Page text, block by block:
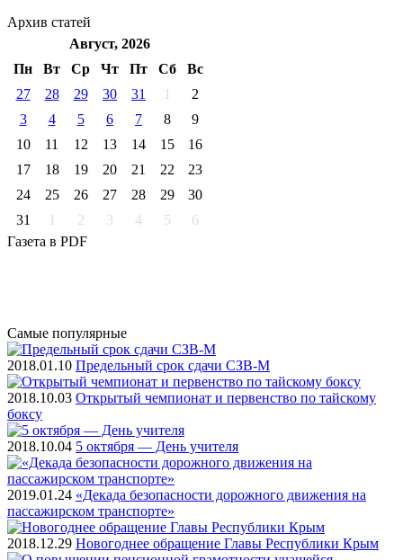
Архив статей
Август, 2026
Пн
Вт Ср Чт Пт Cб
Вс
27
28 29 30 31 1
2
3
4 5 6 7 8
9
10
11 12 13 14 15
16
17
18 19 20 21 22
23
24
25 26 27 28 29
30
31
1 2 3 4 5
6
Газета в PDF
Самые популярные
2018.01.10 Предельный срок сдачи СЗВ-М
2018.10.03 Открытый чемпионат и первенство по тайскому
боксу
2018.10.04 5 октября — День учителя
2019.01.24 «Декада безопасности дорожного движения на
пассажирском транспорте»
2018.12.29 Новогоднее обращение Главы Республики Крым